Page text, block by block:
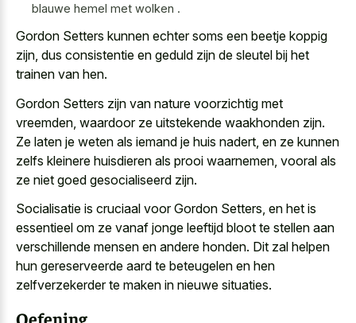
blauwe hemel met wolken .
Gordon Setters kunnen echter soms een beetje koppig
zijn, dus consistentie en geduld zijn de sleutel bij het
trainen van hen.
Gordon Setters zijn van nature voorzichtig met
vreemden, waardoor ze uitstekende waakhonden zijn.
Ze laten je weten als iemand je huis nadert, en ze kunnen
zelfs kleinere huisdieren als prooi waarnemen , vooral als
ze niet goed gesocialiseerd zijn.
Socialisatie is cruciaal voor Gordon Setters, en het is
essentieel om ze vanaf jonge leeftijd bloot te stellen aan
verschillende mensen en andere honden. Dit zal helpen
hun gereserveerde aard te beteugelen en hen
zelfverzekerder te maken in nieuwe situaties.
Oefening